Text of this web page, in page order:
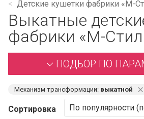
Детские кушетки фабрики «М-
Выкатные
фабрики «М-
ПОДБОР ПО
Механизм трансформации: выкатной ⨯
Сортировка